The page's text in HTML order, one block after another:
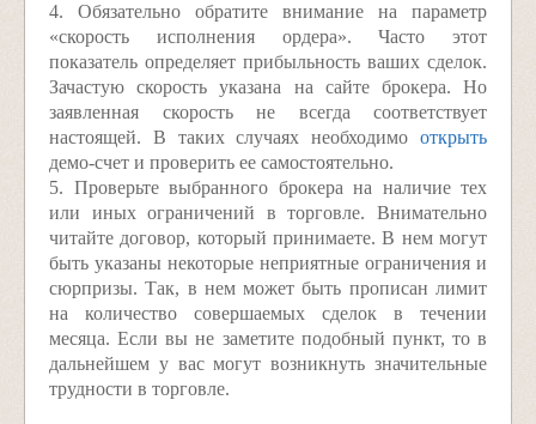
4. Обязательно обратите внимание на параметр
«скорость исполнения ордера». Часто этот
показатель определяет прибыльность ваших сделок.
Зачастую скорость указана на сайте брокера. Но
заявленная скорость не всегда соответствует
настоящей. В таких случаях необходимо открыть
демо-счет и проверить ее самостоятельно.
5. Проверьте выбранного брокера на наличие тех
или иных ограничений в торговле. Внимательно
читайте договор, который принимаете. В нем могут
быть указаны некоторые неприятные ограничения и
сюрпризы. Так, в нем может быть прописан лимит
на количество совершаемых сделок в течении
месяца. Если вы не заметите подобный пункт, то в
дальнейшем у вас могут возникнуть значительные
трудности в торговле.